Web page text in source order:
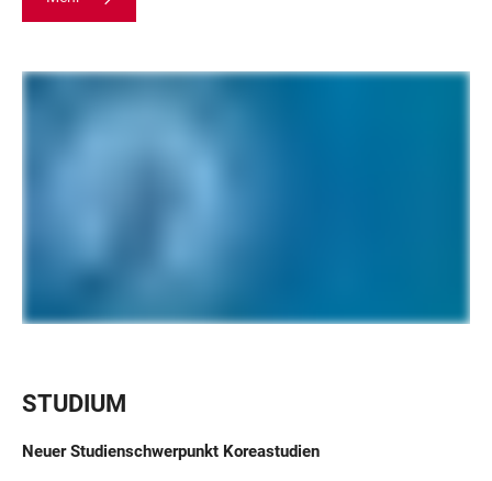
STUDIUM
Neuer Studienschwerpunkt Koreastudien